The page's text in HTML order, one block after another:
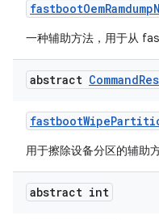
fastbootOemRamdump
一种辅助方法，用于从
abstract Command
fastbootWipe
用于擦除设备分区的辅助方
abstract int